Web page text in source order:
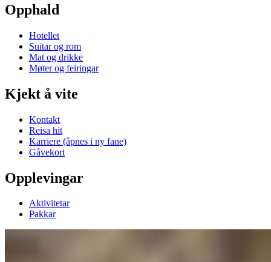
Opphald
Hotellet
Suitar og rom
Mat og drikke
Møter og feiringar
Kjekt å vite
Kontakt
Reisa hit
Karriere (åpnes i ny fane)
Gåvekort
Opplevingar
Aktivitetar
Pakkar